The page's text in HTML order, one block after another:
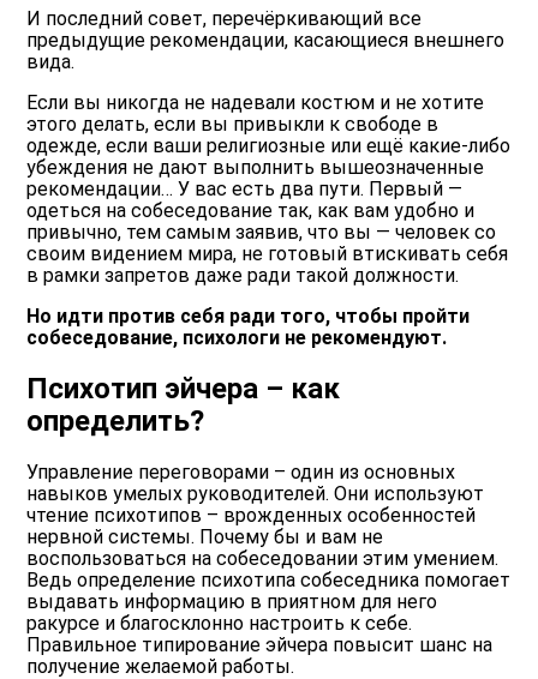
И последний совет, перечёркивающий все
предыдущие рекомендации, касающиеся внешнего
вида.
Если вы никогда не надевали костюм и не хотите
этого делать, если вы привыкли к свободе в
одежде, если ваши религиозные или ещё какие-либо
убеждения не дают выполнить вышеозначенные
рекомендации… У вас есть два пути. Первый —
одеться на собеседование так, как вам удобно и
привычно, тем самым заявив, что вы — человек со
своим видением мира, не готовый втискивать себя
в рамки запретов даже ради такой должности.
Но идти против себя ради того, чтобы пройти
собеседование, психологи не рекомендуют.
Психотип эйчера – как
определить?
Управление переговорами – один из основных
навыков умелых руководителей. Они используют
чтение психотипов – врожденных особенностей
нервной системы. Почему бы и вам не
воспользоваться на собеседовании этим умением.
Ведь определение психотипа собеседника помогает
выдавать информацию в приятном для него
ракурсе и благосклонно настроить к себе.
Правильное типирование эйчера повысит шанс на
получение желаемой работы.